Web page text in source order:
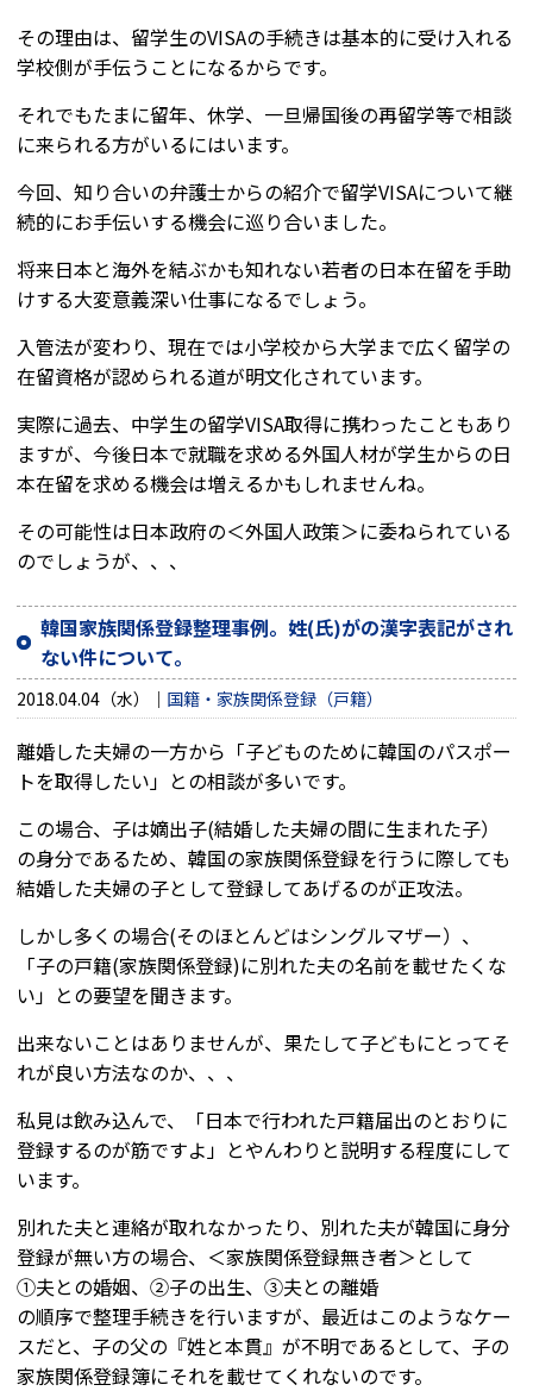
その理由は、留学生のVISAの手続きは基本的に受け入れる
学校側が手伝うことになるからです。
それでもたまに留年、休学、一旦帰国後の再留学等で相談
に来られる方がいるにはいます。
今回、知り合いの弁護士からの紹介で留学VISAについて継
続的にお手伝いする機会に巡り合いました。
将来日本と海外を結ぶかも知れない若者の日本在留を手助
けする大変意義深い仕事になるでしょう。
入管法が変わり、現在では小学校から大学まで広く留学の
在留資格が認められる道が明文化されています。
実際に過去、中学生の留学VISA取得に携わったこともあり
ますが、今後日本で就職を求める外国人材が学生からの日
本在留を求める機会は増えるかもしれませんね。
その可能性は日本政府の＜外国人政策＞に委ねられている
のでしょうが、、、
韓国家族関係登録整理事例。姓(氏)がの漢字表記がされ
ない件について。
2018.04.04（水） 国籍・家族関係登録（戸籍）
離婚した夫婦の一方から「子どものために韓国のパスポー
トを取得したい」との相談が多いです。
この場合、子は嫡出子(結婚した夫婦の間に生まれた子）
の身分であるため、韓国の家族関係登録を行うに際しても
結婚した夫婦の子として登録してあげるのが正攻法。
しかし多くの場合(そのほとんどはシングルマザー）、
「子の戸籍(家族関係登録)に別れた夫の名前を載せたくな
い」との要望を聞きます。
出来ないことはありませんが、果たして子どもにとってそ
れが良い方法なのか、、、
私見は飲み込んで、「日本で行われた戸籍届出のとおりに
登録するのが筋ですよ」とやんわりと説明する程度にして
います。
別れた夫と連絡が取れなかったり、別れた夫が韓国に身分
登録が無い方の場合、＜家族関係登録無き者＞として
①夫との婚姻、②子の出生、③夫との離婚
の順序で整理手続きを行いますが、最近はこのようなケー
スだと、子の父の『姓と本貫』が不明であるとして、子の
家族関係登録簿にそれを載せてくれないのです。